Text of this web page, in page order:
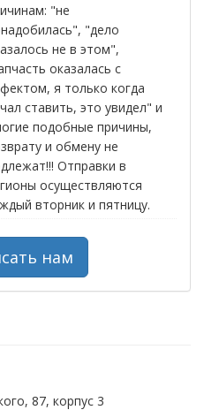
"не
"дело
не в этом",
оказалась с
я только когда
ставить, это увидел" и
подобные причины,
и обмену не
Отправки в
осуществляются
вторник и пятницу.
нам
87, корпус 3